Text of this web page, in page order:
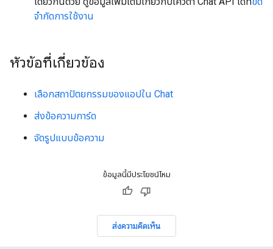
จำกัดการใช้งาน
หัวข้อที่เกี่ยวข้อง
เลือกสถาปัตยกรรมของแอปใน Chat
ส่งข้อความการ์ด
จัดรูปแบบข้อความ
ข้อมูลนี้มีประโยชน์ไหม
ส่งความคิดเห็น